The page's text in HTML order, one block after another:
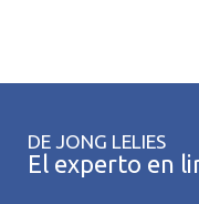
DE JONG LELIES
El experto en